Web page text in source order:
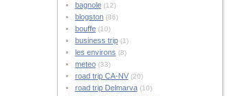
bagnole(12)
blogston(86)
bouffe(10)
business trip(1)
les environs (8)
meteo(33)
road trip CA-NV(20)
road trip Delmarva(10)